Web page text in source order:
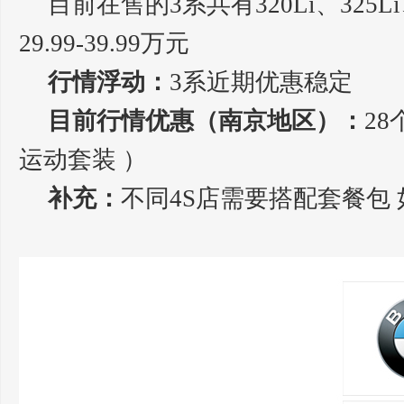
29.99-39.99万元
行情浮动： 3系近期优惠稳定
目前行情优惠（南京地区）： 28
运动套装 ）
补充： 不同4S店需要搭配套餐包